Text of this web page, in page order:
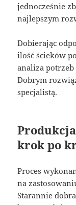
jednocześnie
najlepszym
Dobierając
ilość ścieków
analiza
Dobrym
specjalistą.
krok po
Proces
na
Starannie